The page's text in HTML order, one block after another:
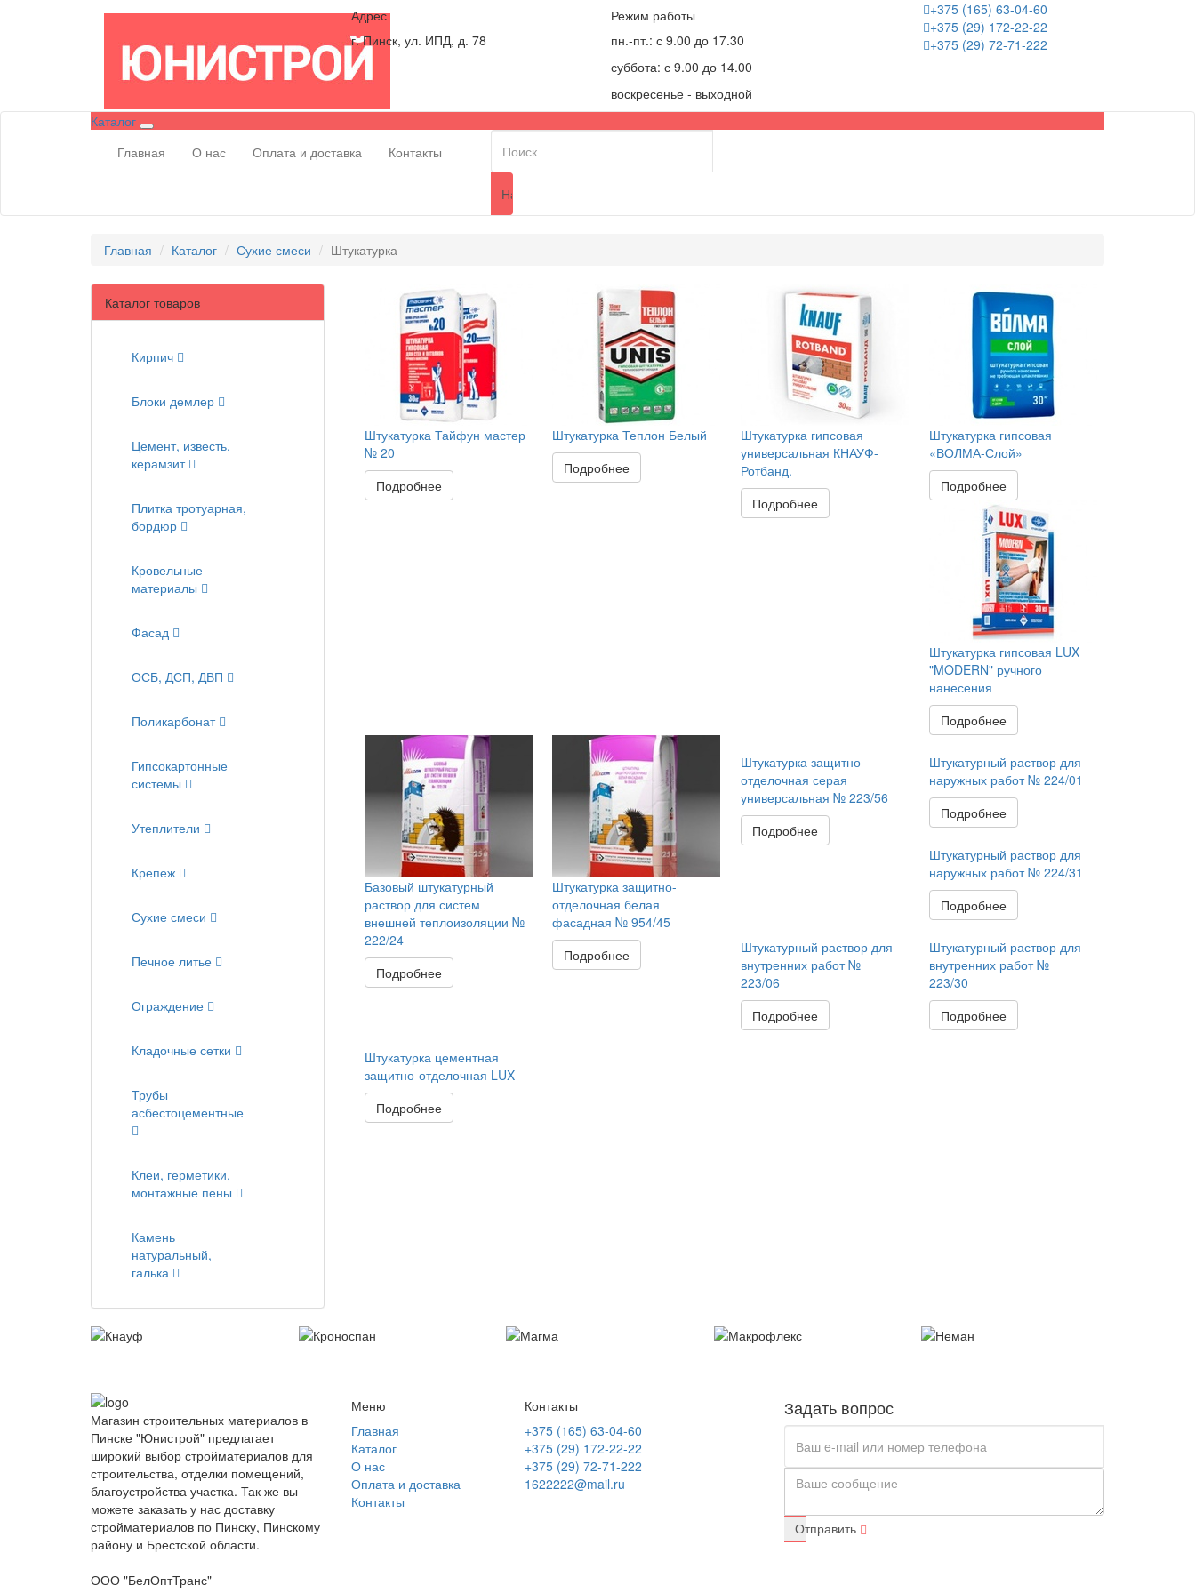
Адрес
г. Пинск, ул. ИПД, д. 78
Режим работы
пн.-пт.: с 9.00 до 17.30
суббота: с 9.00 до 14.00
воскресенье - выходной
+375 (165) 63-04-60
+375 (29) 172-22-22
+375 (29) 72-71-222
Каталог
Главная
О нас Оплата и доставка Контакты
Главная Каталог Сухие смеси Штукатурка
Каталог товаров
Кирпич
Блоки демлер
Цемент, известь,
керамзит
Плитка тротуарная,
бордюр
Кровельные
материалы
Фасад
ОСБ, ДСП, ДВП
Поликарбонат
Гипсокартонные
системы
Утеплители
Крепеж
Сухие смеси
Печное литье
Ограждение
Кладочные сетки
Трубы
асбестоцементные
Клеи, герметики,
монтажные пены
Камень
натуральный,
галька
Штукатурка Тайфун мастер
№ 20
Подробнее
Штукатурка Теплон Белый
Подробнее
Штукатурка гипсовая
универсальная КНАУФ-
Ротбанд.
Подробнее
Штукатурка гипсовая
«ВОЛМА-Слой»
Подробнее
Штукатурка гипсовая LUX
"MODERN" ручного
нанесения
Подробнее
Базовый штукатурный
раствор для систем
внешней теплоизоляции №
222/24
Подробнее
Штукатурка защитно-
отделочная белая
фасадная № 954/45
Подробнее
Штукатурка защитно-
отделочная серая
универсальная № 223/56
Подробнее
Штукатурный раствор для
наружных работ № 224/01
Подробнее
Штукатурный раствор для
наружных работ № 224/31
Подробнее
Штукатурный раствор для
внутренних работ №
223/06
Подробнее
Штукатурный раствор для
внутренних работ №
223/30
Подробнее
Штукатурка цементная
защитно-отделочная LUX
Подробнее
Магазин строительных материалов в
Пинске "Юнистрой" предлагает
широкий выбор стройматериалов для
строительства, отделки помещений,
благоустройства участка. Так же вы
можете заказать у нас доставку
стройматериалов по Пинску, Пинскому
району и Брестской области.
ООО "БелОптТранс"
Меню
Главная
Каталог
О нас
Оплата и доставка
Контакты
Контакты
+375 (165) 63-04-60
+375 (29) 172-22-22
+375 (29) 72-71-222
1622222@mail.ru
Задать вопрос
Отправить